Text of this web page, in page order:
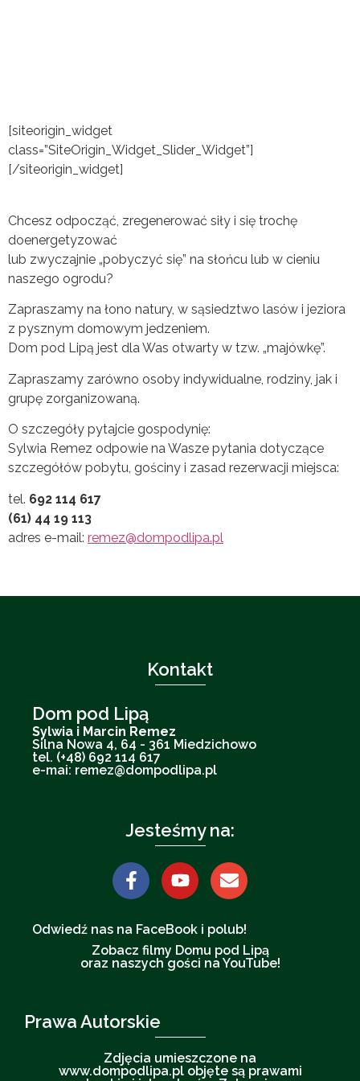
[siteorigin_widget
class=”SiteOrigin_Widget_Slider_Widget”]
[/siteorigin_widget]
Chcesz odpocząć, zregenerować siły i się trochę
doenergetyzować
lub zwyczajnie „pobyczyć się” na słońcu lub w cieniu
naszego ogrodu?
Zapraszamy na łono natury, w sąsiedztwo lasów i jeziora
z pysznym domowym jedzeniem.
Dom pod Lipą jest dla Was otwarty w tzw. „majówkę”.
Zapraszamy zarówno osoby indywidualne, rodziny, jak i
grupę zorganizowaną.
O szczegóły pytajcie gospodynię:
Sylwia Remez odpowie na Wasze pytania dotyczące
szczegółów pobytu, gościny i zasad rezerwacji miejsca:
tel. 692 114 617
(61) 44 19 113
adres e-mail: remez@dompodlipa.pl
Kontakt
Dom pod Lipą
Sylwia i Marcin Remez
Silna Nowa 4, 64 - 361 Miedzichowo
tel. (+48) 692 114 617
e-mai: remez@dompodlipa.pl
Jesteśmy na:
Odwiedź nas na FaceBook i polub!
Zobacz filmy Domu pod Lipą
oraz naszych gości na YouTube!
Prawa Autorskie
Zdjęcia umieszczone na
www.dompodlipa.pl objęte są prawami